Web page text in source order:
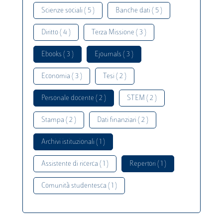
Scienze sociali ( 5 ) Banche dati ( 5 )
Diritto ( 4 ) Terza Missione ( 3 )
Ebooks ( 3 ) Ejournals ( 3 )
Economia ( 3 ) Tesi ( 2 )
Personale docente ( 2 ) STEM ( 2 )
Stampa ( 2 ) Dati finanziari ( 2 )
Archivi istituzionali ( 1 )
Assistente di ricerca ( 1 ) Repertori ( 1 )
Comunità studentesca ( 1 )